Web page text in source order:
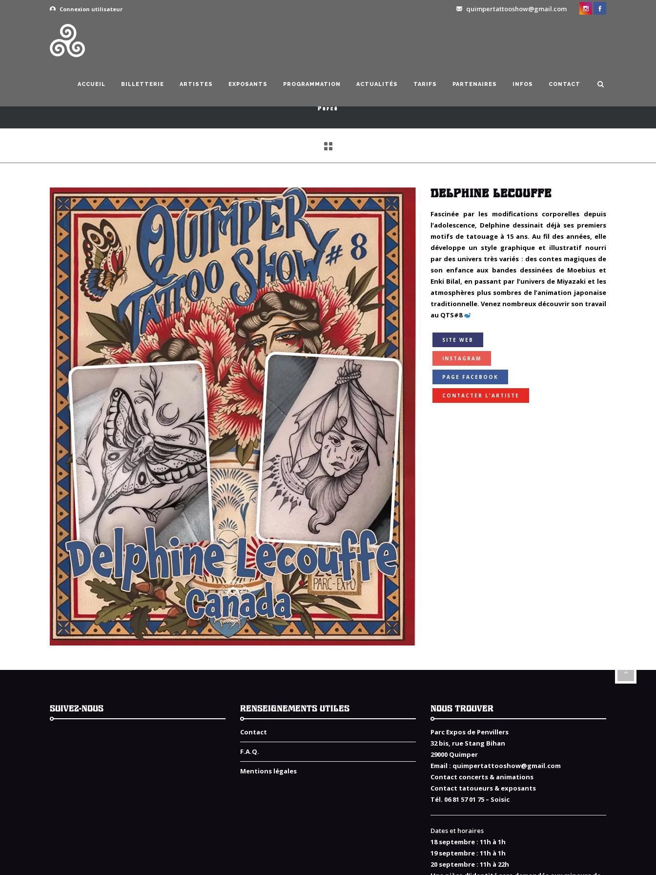
quimpertattooshow@gmail.com
Connexion utilisateur
ACCUEIL BILLETTERIE ARTISTES EXPOSANTS PROGRAMMATION ACTUALITÉS TARIFS PARTENAIRES INFOS CONTACT
Delphine Lecouffe
Percé
DELPHINE LECOUFFE
Fascinée par les modifications corporelles depuis
l’adolescence, Delphine dessinait déjà ses premiers
motifs de tatouage à 15 ans. Au fil des années, elle
développe un style graphique et illustratif nourri
par des univers très variés : des contes magiques de
son enfance aux bandes dessinées de Moebius et
Enki Bilal, en passant par l’univers de Miyazaki et les
atmosphères plus sombres de l’animation japonaise
traditionnelle. Venez nombreux découvrir son travail
au QTS#8
SITE WEB
INSTAGRAM
PAGE FACEBOOK
CONTACTER L'ARTISTE
SUIVEZ-NOUS RENSEIGNEMENTS UTILES
Contact
F.A.Q.
Mentions légales
NOUS TROUVER
Parc Expos de Penvillers
32 bis, rue Stang Bihan
29000 Quimper
Email : quimpertattooshow@gmail.com
Contact concerts & animations
Contact tatoueurs & exposants
Tél. 06 81 57 01 75 – Soisic
Dates et horaires
18 septembre : 11h à 1h
19 septembre : 11h à 1h
20 septembre : 11h à 22h